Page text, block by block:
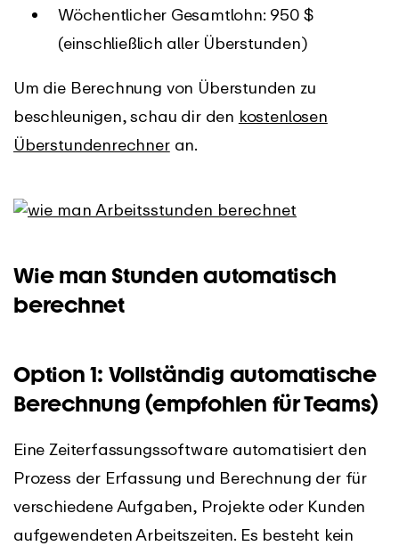
Wöchentlicher Gesamtlohn: 950 $
(einschließlich aller Überstunden)
Um die Berechnung von Überstunden zu
beschleunigen, schau dir den kostenlosen
Überstundenrechneran.
Wie man Stunden automatisch
berechnet
Option 1: Vollständig automatische
Berechnung (empfohlen für Teams)
Eine Zeiterfassungssoftware automatisiert den
Prozess der Erfassung und Berechnung der für
verschiedene Aufgaben, Projekte oder Kunden
aufgewendeten Arbeitszeiten. Es besteht kein